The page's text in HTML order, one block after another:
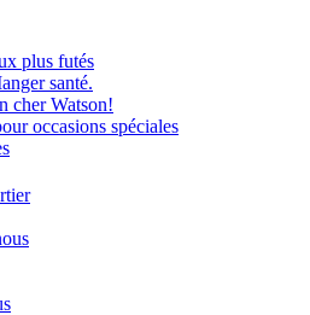
plus futés
santé.
cher Watson!
occasions spéciales
Histoires